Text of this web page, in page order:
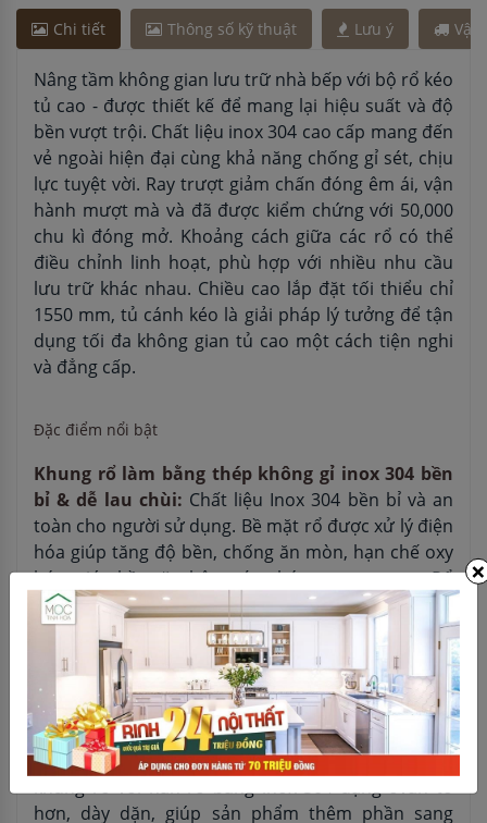
Chi tiết Thông số kỹ thuật Lưu ý Vận
Nâng tầm không gian lưu trữ nhà bếp với bộ rổ kéo
tủ cao - được thiết kế để mang lại hiệu suất và độ
bền vượt trội. Chất liệu inox 304 cao cấp mang đến
vẻ ngoài hiện đại cùng khả năng chống gỉ sét, chịu
lực tuyệt vời. Ray trượt giảm chấn đóng êm ái, vận
hành mượt mà và đã được kiểm chứng với 50,000
chu kì đóng mở. Khoảng cách giữa các rổ có thể
điều chỉnh linh hoạt, phù hợp với nhiều nhu cầu
lưu trữ khác nhau. Chiều cao lắp đặt tối thiểu chỉ
1550 mm, tủ cánh kéo là giải pháp lý tưởng để tận
dụng tối đa không gian tủ cao một cách tiện nghi
và đẳng cấp.
Đặc điểm nổi bật
Khung rổ làm bằng thép không gỉ inox 304 bền
bỉ & dễ lau chùi: Chất liệu Inox 304 bền bỉ và an
toàn cho người sử dụng. Bề mặt rổ được xử lý điện
hóa giúp tăng độ bền, chống ăn mòn, hạn chế oxy
hóa, giúp bề mặt thêm sáng bóng, sang trọng. Rổ
dạng nan dễ dàng lau chùi và vệ sinh sản phẩm.
Ray trượt giảm chấn giúp đóng mở mượt mà
với chu kì cao lên đến 50,000 lần: Ray trượt trang
bị giảm chấn vận hành mượt mà bền bỉ đến 50,000
lần đóng mở, tương đương với thời gian sử dụng
trung bình của tủ bếp.
Nan rổ hình ovan dày dặn và chắc chắn:Kết cấu
khung rổ với nan rổ bằng inox 304 dạng ovan to
hơn, dày dặn, giúp sản phẩm thêm phần sang
×